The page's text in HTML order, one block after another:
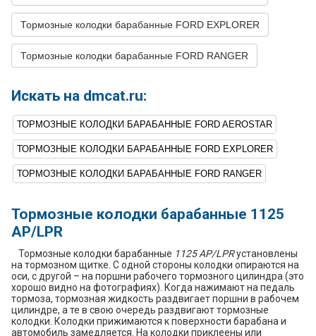
8 FORD AEROSTAR 1994 V6 4.0L
9 FORD AEROSTAR 1993 V6 3.0L
10 FORD AEROSTAR 1993 V6 4.0L
13 FORD AEROSTAR 1991 V6 3.0L
14 FORD AEROSTAR 1991 V6 4.0L
15 FORD AEROSTAR 1990 V6 3.0L
17 FORD
18 FORD AEROSTAR 1988 V6 3.0L
19 FORD AEROSTAR 1987 L4 2.3L
20 FORD AEROSTAR 1987 V6 3.0L
21 FORD EXPLORER 1994 V6 4.0L
Тормозные колодки барабанные FORD EXPLORER
Тормозные колодки барабанные FORD RANGER
Искать на dmcat.ru:
ТОРМОЗНЫЕ КОЛОДКИ БАРАБАННЫЕ FORD AEROSTAR
ТОРМОЗНЫЕ КОЛОДКИ БАРАБАННЫЕ FORD EXPLORER
ТОРМОЗНЫЕ КОЛОДКИ БАРАБАННЫЕ FORD RANGER
Тормозные колодки барабанные 1125
AP/LPR
Тормозные колодки барабанные 1125 AP/LPRустановлены
на тормозном щитке. С одной стороны колодки опираются на
оси, с другой – на поршни рабочего тормозного цилиндра (это
хорошо видно на фотографиях). Когда нажимают на педаль
тормоза, тормозная жидкость раздвигает поршни в рабочем
цилиндре, а те в свою очередь раздвигают тормозные
колодки. Колодки прижимаются к поверхности барабана и
автомобиль замедляется. На колодки приклеены или